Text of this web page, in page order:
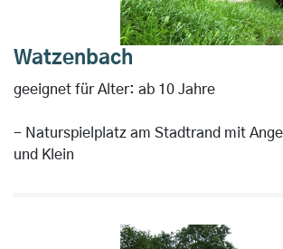
Watzenbach
geeignet für Alter: ab 10 Jahre
- Naturspielplatz am Stadtrand mit
und Klein